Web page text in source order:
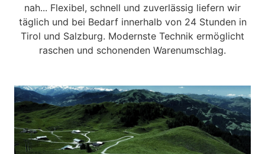
nah... Flexibel, schnell und zuverlässig liefern wir
täglich und bei Bedarf innerhalb von 24 Stunden in
Tirol und Salzburg. Modernste Technik ermöglicht
raschen und schonenden Warenumschlag.